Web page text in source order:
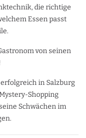
die richtige
Essen passt
von seinen
in Salzburg
Shopping
Schwächen im